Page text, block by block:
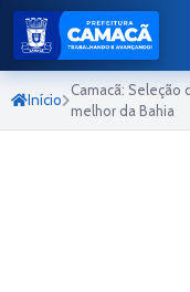
Início
Camacã: Seleção
melhor da Bahia